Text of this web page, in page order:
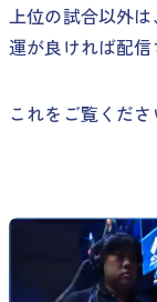
上位の試合以外は
運が良ければ配
これをご覧くださ